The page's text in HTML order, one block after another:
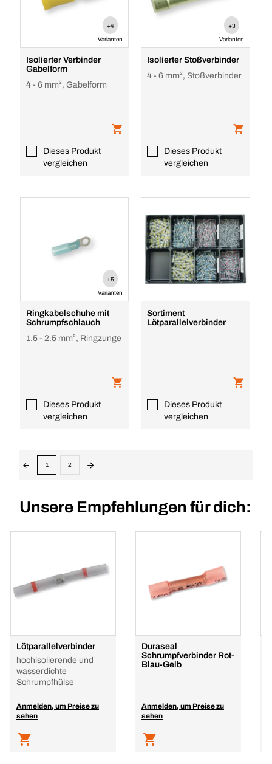
+4
Varianten
Isolierter Verbinder
Gabelform
4 - 6 mm², Gabelform
Dieses Produkt
vergleichen
+3
Varianten
Isolierter Stoßverbinder
4 - 6 mm², Stoßverbinder
Dieses Produkt
vergleichen
+5
Varianten
Ringkabelschuhe mit
Schrumpfschlauch
1.5 - 2.5 mm², Ringzunge
Dieses Produkt
vergleichen
Sortiment
Lötparallelverbinder
Dieses Produkt
vergleichen
1 2
Unsere Empfehlungen für dich:
Lötparallelverbinder
hochisolierende und
wasserdichte
Schrumpfhülse
Anmelden, um Preise zu
sehen
Duraseal
Schrumpfverbinder Rot-
Blau-Gelb
Anmelden, um Preise zu
sehen